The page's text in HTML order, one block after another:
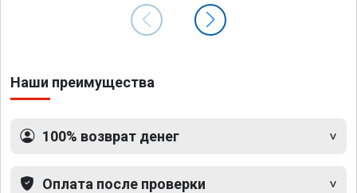
Наши преимущества
100% возврат денег
Оплата после проверки